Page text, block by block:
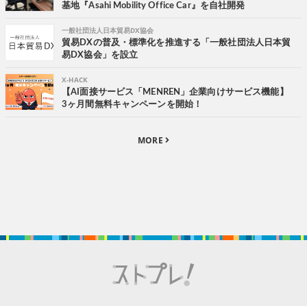
基地『Asahi Mobility Office Car』を自社開発
一般社団法人日本貿易DX協会
貿易DXの普及・標準化を推進する「一般社団法人日本貿
易DX協会」を設立
X-HACK
【AI面接サービス「MENREN」企業向けサービス機能】
3ヶ月間無料キャンペーンを開始！
MORE